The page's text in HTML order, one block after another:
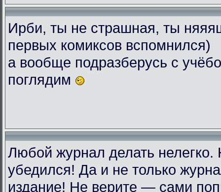
Ирби, ты не страшная, ты
первых комиксов вспомнился)
а вообще подразберусь с
поглядим
Любой журнал делать
убедился! Да и не только
издание! Не верите — сами